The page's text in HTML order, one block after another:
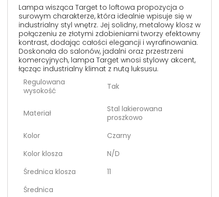
Lampa wisząca Target to loftowa propozycja o
surowym charakterze, która idealnie wpisuje się w
industrialny styl wnętrz. Jej solidny, metalowy klosz w
połączeniu ze złotymi zdobieniami tworzy efektowny
kontrast, dodając całości elegancji i wyrafinowania.
Doskonała do salonów, jadalni oraz przestrzeni
komercyjnych, lampa Target wnosi stylowy akcent,
łącząc industrialny klimat z nutą luksusu.
Regulowana
wysokość
Tak
Materiał
Stal lakierowana
proszkowo
Kolor
Czarny
Kolor klosza
N/D
Średnica klosza
11
Średnica